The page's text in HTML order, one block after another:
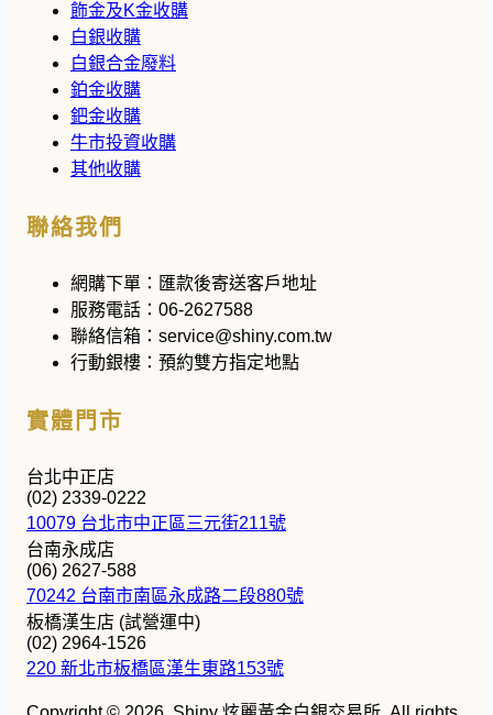
飾金及K金收購
白銀收購
白銀合金廢料
鉑金收購
鈀金收購
牛市投資收購
其他收購
聯絡我們
網購下單： 匯款後寄送客戶地址
服務電話： 06-2627588
聯絡信箱： service@shiny.com.tw
行動銀樓： 預約雙方指定地點
實體門市
台北中正店
(02) 2339-0222
10079 台北市中正區三元街211號
台南永成店
(06) 2627-588
70242 台南市南區永成路二段880號
板橋漢生店 (試營運中)
(02) 2964-1526
220 新北市板橋區漢生東路153號